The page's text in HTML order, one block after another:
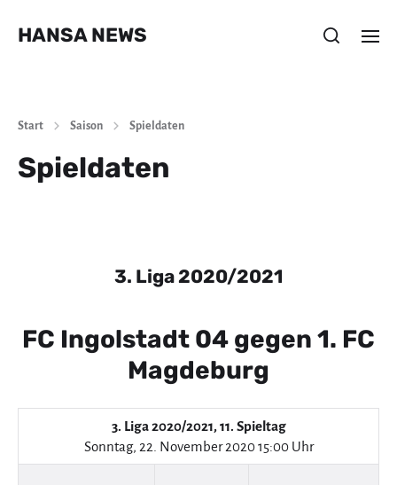
HANSA NEWS
Start Saison Spieldaten
Spieldaten
3. Liga 2020/2021
FC Ingolstadt 04 gegen 1. FC
Magdeburg
3. Liga 2020/2021, 11. Spieltag
Sonntag, 22. November 2020 15:00 Uhr